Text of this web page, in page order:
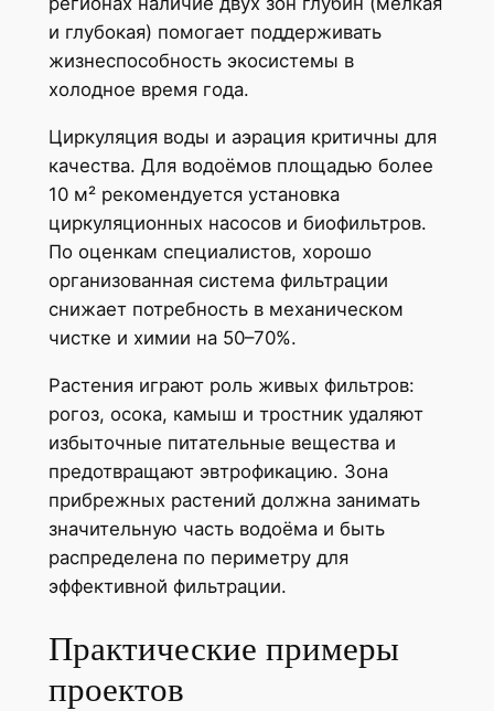
и глубокая) помогает поддерживать
жизнеспособность экосистемы в
холодное время года.
Циркуляция воды и аэрация критичны для
качества. Для водоёмов площадью более
10 м² рекомендуется установка
циркуляционных насосов и биофильтров.
По оценкам специалистов, хорошо
организованная система фильтрации
снижает потребность в механическом
чистке и химии на 50–70%.
Растения играют роль живых фильтров:
рогоз, осока, камыш и тростник удаляют
избыточные питательные вещества и
предотвращают эвтрофикацию. Зона
прибрежных растений должна занимать
значительную часть водоёма и быть
распределена по периметру для
эффективной фильтрации.
Практические примеры
проектов